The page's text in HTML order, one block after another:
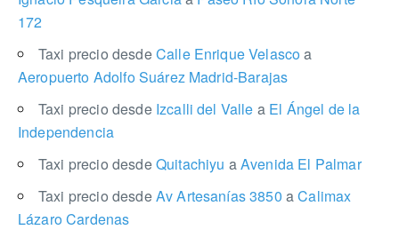
172
Taxi precio desdeCalle Enrique Velascoa
Aeropuerto Adolfo Suárez Madrid-Barajas
Taxi precio desde Izcalli del Valle aEl Ángel de la
Independencia
Taxi precio desdeQuitachiyu aAvenida El Palmar
Taxi precio desdeAv Artesanías 3850 aCalimax
Lázaro Cardenas